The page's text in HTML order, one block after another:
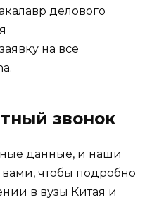
делового
на все
звонок
данные, и наши
чтобы подробно
в вузы Китая и